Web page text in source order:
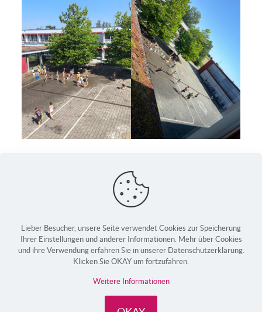
Lieber Besucher, unsere Seite verwendet Cookies zur Speicherung
Ihrer Einstellungen und anderer Informationen. Mehr über Cookies
und ihre Verwendung erfahren Sie in unserer Datenschutzerklärung.
Klicken Sie OKAY um fortzufahren.
Weitere Informationen